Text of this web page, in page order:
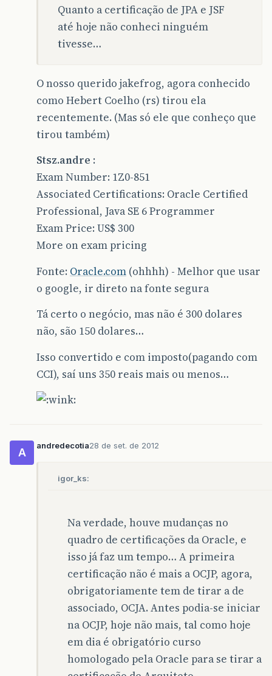
Quanto a certificação de JPA e JSF
até hoje não conheci ninguém
tivesse…
O nosso querido jakefrog, agora conhecido
como Hebert Coelho (rs) tirou ela
recentemente. (Mas só ele que conheço que
tirou também)
Stsz.andre :
Exam Number: 1Z0-851
Associated Certifications: Oracle Certified
Professional, Java SE 6 Programmer
Exam Price: US$ 300
More on exam pricing
Fonte: Oracle.com (ohhhh) - Melhor que usar
o google, ir direto na fonte segura
Tá certo o negócio, mas não é 300 dolares
não, são 150 dolares…
Isso convertido e com imposto(pagando com
CCI), saí uns 350 reais mais ou menos…
A
andredecotia28 de set. de 2012
igor_ks:
Na verdade, houve mudanças no
quadro de certificações da Oracle, e
isso já faz um tempo… A primeira
certificação não é mais a OCJP, agora,
obrigatoriamente tem de tirar a de
associado, OCJA. Antes podia-se iniciar
na OCJP, hoje não mais, tal como hoje
em dia é obrigatório curso
homologado pela Oracle para se tirar a